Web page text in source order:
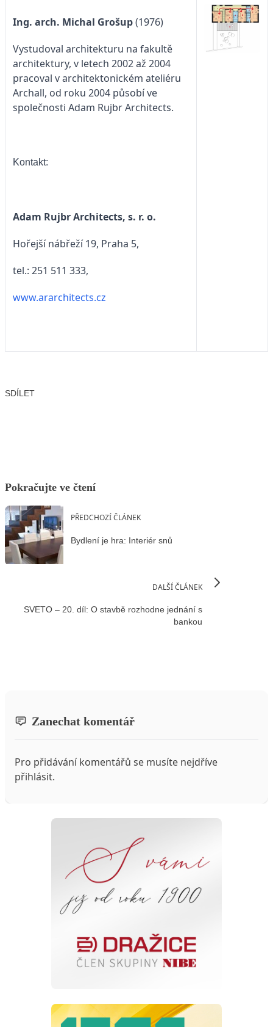
Ing. arch. Michal Grošup(1976)
Vystudoval architekturu na fakultě
architektury, v letech 2002 až 2004
pracoval v architektonickém ateliéru
Archall, od roku 2004 působí ve
společnosti Adam Rujbr Architects.
Kontakt:
Adam Rujbr Architects, s. r. o.
Hořejší nábřeží 19, Praha 5,
tel.: 251 511 333,
www.ararchitects.cz
SDÍLET
Pokračujte ve čtení
PŘEDCHOZÍ ČLÁNEK
Bydlení je hra: Interiér snů
DALŠÍ ČLÁNEK
SVETO – 20. díl: O stavbě rozhodne jednání s
bankou
Zanechat komentář
Pro přidávání komentářů se musíte nejdříve
přihlásit.